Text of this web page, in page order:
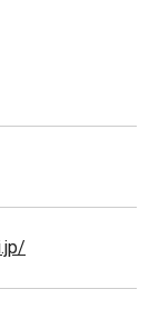
ります。
ださいませ。